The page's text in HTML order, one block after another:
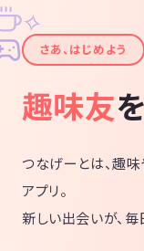
✦
✧
さあ、はじめよう
趣味友
つなげーとは、趣味
アプリ。
新しい出会いが、毎